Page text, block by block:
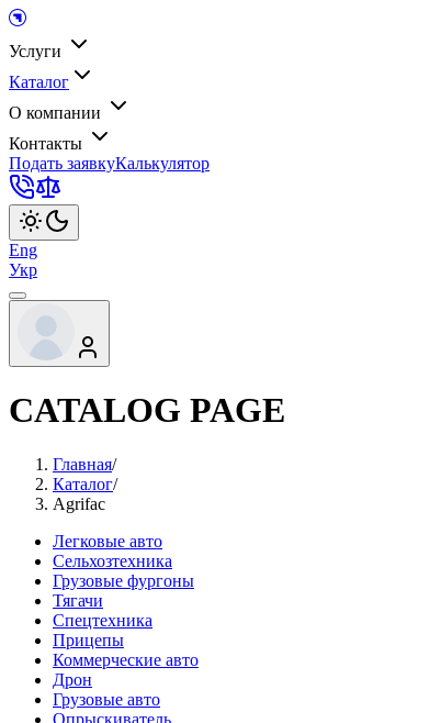
Услуги
Каталог
О компании
Контакты
Подать заявкуКалькулятор
Eng
Укр
CATALOG PAGE
Главная/
Каталог/
Agrifac
Легковые авто
Сельхозтехника
Грузовые фургоны
Тягачи
Спецтехника
Прицепы
Коммерческие авто
Дрон
Грузовые авто
Опрыскиватель